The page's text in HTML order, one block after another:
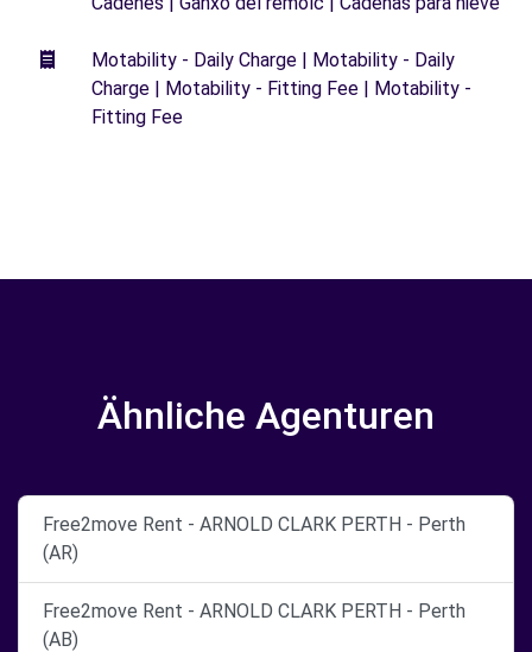
Motability - Daily Charge | Motability - Daily
Charge | Motability - Fitting Fee | Motability -
Fitting Fee
Ähnliche Agenturen
Free2move Rent - ARNOLD CLARK PERTH - Perth
(AR)
Free2move Rent - ARNOLD CLARK PERTH - Perth
(AB)